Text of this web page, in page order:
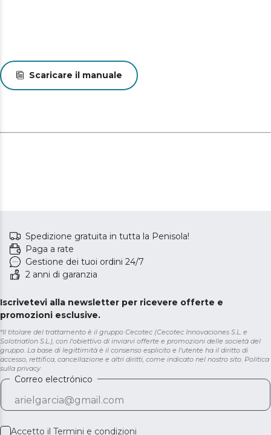
Scaricare il manuale
Spedizione gratuita in tutta la Penisola!
Paga a rate
Gestione dei tuoi ordini 24/7
2 anni di garanzia
Iscrivetevi alla newsletter per ricevere offerte e
promozioni esclusive.
*Il titolare del trattamento è il gruppo Cecotec (Cecotec Innovaciones S.L. e
Solotriatlon S.L.), con l'obiettivo di inviarvi offerte e promozioni delle società del
gruppo. La base di legittimità è il consenso esplicito e l'utente ha il diritto di
accesso, rettifica, cancellazione e altri diritti, come indicato nel nostro sito. Politica
sulla privacy
Correo electrónico
Accetto il Termini e condizioni